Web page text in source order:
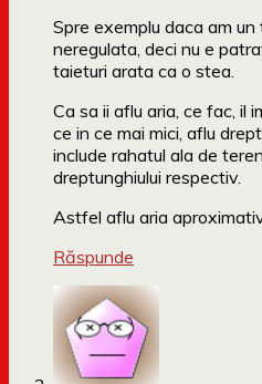
Spre exemplu daca am
neregulata, deci nu e
taieturi arata ca o stea.
Ca sa ii aflu aria, ce fac, il
ce in ce mai mici, aflu
include rahatul ala de
dreptunghiului respectiv.
Astfel aflu aria
Răspunde